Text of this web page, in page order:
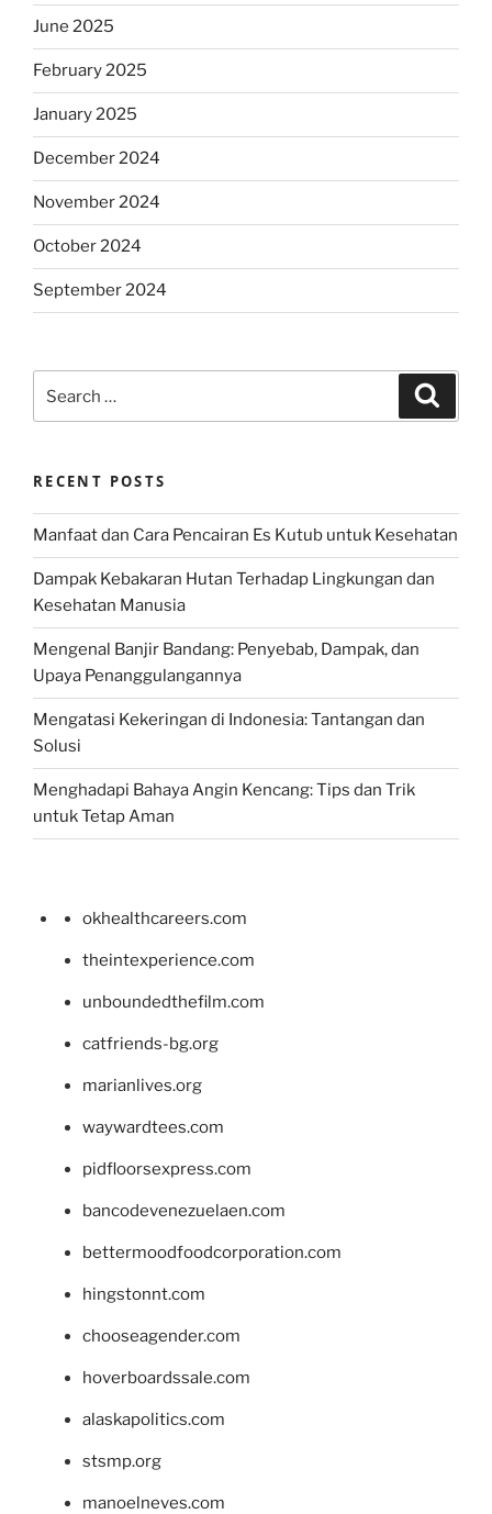
June 2025
February 2025
January 2025
December 2024
November 2024
October 2024
September 2024
for:
RECENT POSTS
Manfaat dan Cara Pencairan Es Kutub untuk Kesehatan
Dampak Kebakaran Hutan Terhadap Lingkungan dan
Kesehatan Manusia
Mengenal Banjir Bandang: Penyebab, Dampak, dan
Upaya Penanggulangannya
Mengatasi Kekeringan di Indonesia: Tantangan dan
Solusi
Menghadapi Bahaya Angin Kencang: Tips dan Trik
untuk Tetap Aman
okhealthcareers.com
theintexperience.com
unboundedthefilm.com
catfriends-bg.org
marianlives.org
waywardtees.com
pidfloorsexpress.com
bancodevenezuelaen.com
bettermoodfoodcorporation.com
hingstonnt.com
chooseagender.com
hoverboardssale.com
alaskapolitics.com
stsmp.org
manoelneves.com